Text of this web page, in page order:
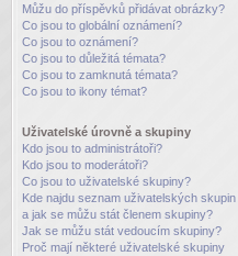
Můžu do příspěvků přidávat obrázky?
Co jsou to globální oznámení?
Co jsou to oznámení?
Co jsou to důležitá témata?
Co jsou to zamknutá témata?
Co jsou to ikony témat?
Uživatelské úrovně a skupiny
Kdo jsou to administrátoři?
Kdo jsou to moderátoři?
Co jsou to uživatelské skupiny?
Kde najdu seznam uživatelských skupin
a jak se můžu stát členem skupiny?
Jak se můžu stát vedoucím skupiny?
Proč mají některé uživatelské skupiny